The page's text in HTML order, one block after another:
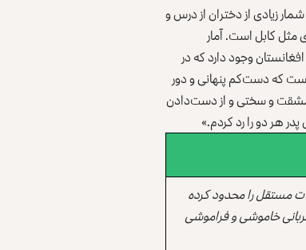
زیادی از دختران از درس و
مثل کابل است. آمار
وجود دارد که در
نداشته است که دست‌کم پنهانی و دور
مشقت و سختی و از دست‌دادن
هر دو را رد کردم.»
مستقل را محدود کرده
خاموشی و فراموشی